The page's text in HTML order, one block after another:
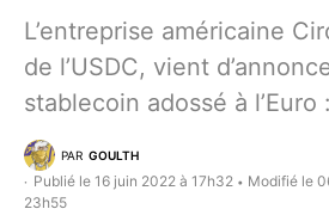
L’entreprise américaine
de l’USDC, vient
stablecoin adossé à l’Euro :
PAR GOULTH
Publié le 16 juin 2022 à 17h32 • Modifié le
23h55